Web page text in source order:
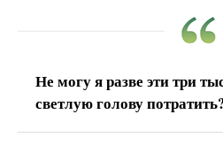
Не могу я разве эти три
светлую голову